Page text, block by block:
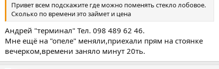
Привет всем подскажите где можно поменять стекло лобовое.
Сколько по времени это займет и цена
Андрей "терминал" Тел. 098 489 62 46.
Мне ещё на "опеле" меняли,приехали прям на стоянке
вечерком,времени заняло минут 20ть.